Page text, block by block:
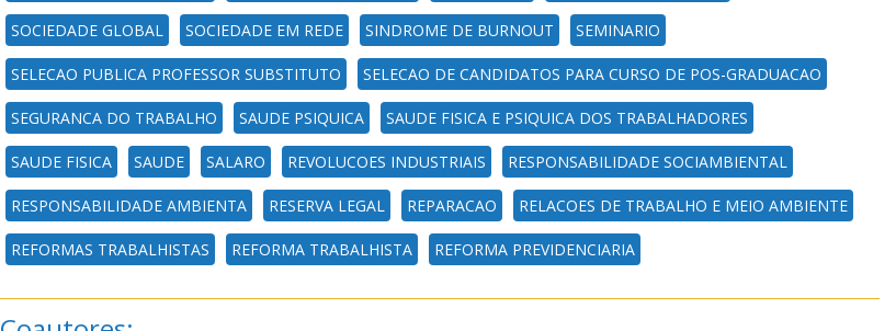
SOCIEDADE GLOBAL SOCIEDADE EM REDE SINDROME DE BURNOUT SEMINARIO
SELECAO PUBLICA PROFESSOR SUBSTITUTO SELECAO DE CANDIDATOS PARA CURSO DE POS-GRADUACAO
SEGURANCA DO TRABALHO SAUDE PSIQUICA SAUDE FISICA E PSIQUICA DOS TRABALHADORES
SAUDE FISICA SAUDE SALARO REVOLUCOES INDUSTRIAIS RESPONSABILIDADE SOCIAMBIENTAL
RESPONSABILIDADE AMBIENTA RESERVA LEGAL REPARACAO RELACOES DE TRABALHO E MEIO AMBIENTE
REFORMAS TRABALHISTAS REFORMA TRABALHISTA REFORMA PREVIDENCIARIA